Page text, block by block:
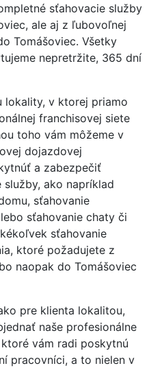
sťahovacie služby
ale aj z ľubovoľnej
Tomášoviec. Všetky
nepretržite, 365 dní
lokality, v ktorej priamo
franchisovej siete
toho vám môžeme v
dojazdovej
a zabezpečiť
ako napríklad
sťahovanie
sťahovanie chaty či
sťahovanie
ktoré požadujete z
naopak do Tomášoviec
pre klienta lokalitou,
naše profesionálne
vám radi poskytnú
pracovníci, a to nielen v